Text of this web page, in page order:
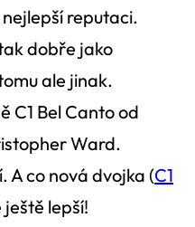
reputaci.
dobře jako
ale jinak.
C1 Bel Canto od
Ward.
A co nová dvojka (C1
ještě lepší!